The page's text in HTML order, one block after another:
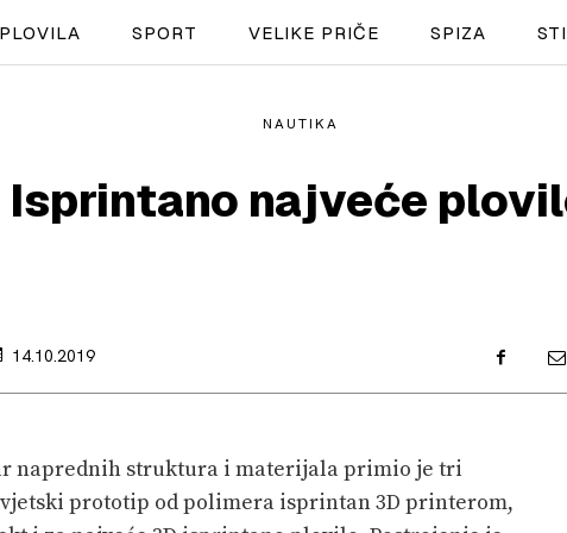
SPORT
PRETPLATA
SHOP
PLOVILA SPORT VELIKE PRIČE SPIZA
NAUTIKA
Isprintano najveće
14.10.2019
naprednih struktura i materijala primio je tri
prototip od polimera isprintan 3D printerom,